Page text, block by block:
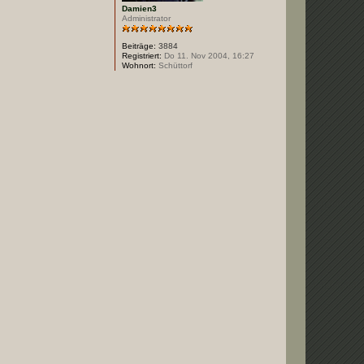
Damien3
Administrator
Beiträge: 3884
Registriert: Do 11. Nov 2004, 16:27
Wohnort: Schüttorf